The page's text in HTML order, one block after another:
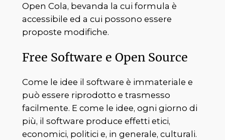
Open Cola, bevanda la cui formula è
accessibile ed a cui possono essere
proposte modifiche.
Free Software e Open Source
Come le idee il software è immateriale e
può essere riprodotto e trasmesso
facilmente. E come le idee, ogni giorno di
più, il software produce effetti etici,
economici, politici e, in generale, culturali.